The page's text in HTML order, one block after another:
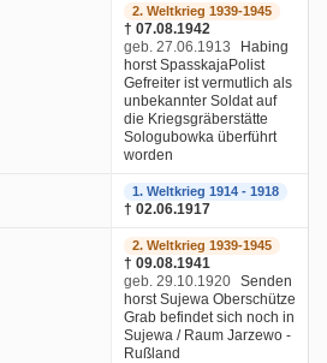
2. Weltkrieg 1939-1945
† 07.08.1942
geb. 27.06.1913
Habing
horst SpasskajaPolist
Gefreiter ist vermutlich als
unbekannter Soldat auf
die Kriegsgräberstätte
Sologubowka überführt
worden
1. Weltkrieg 1914 - 1918
† 02.06.1917
2. Weltkrieg 1939-1945
† 09.08.1941
geb. 29.10.1920 Senden
horst Sujewa Oberschütze
Grab befindet sich noch in
Sujewa / Raum Jarzewo -
Rußland